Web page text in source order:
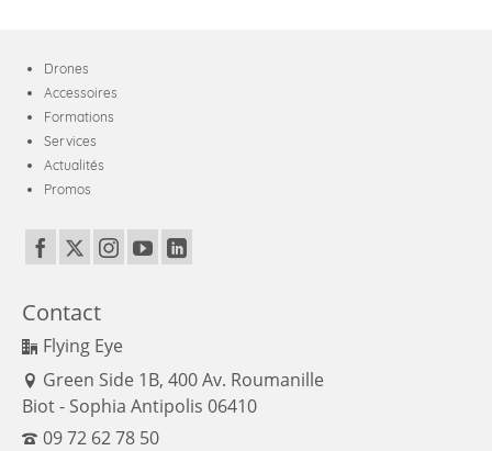
Drones
Accessoires
Formations
Services
Actualités
Promos
Contact
Flying Eye
Green Side 1B, 400 Av. Roumanille
Biot - Sophia Antipolis 06410
09 72 62 78 50